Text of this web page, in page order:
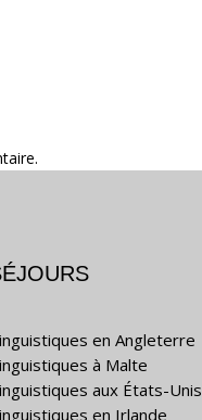
en Angleterre
à Malte
aux États-Unis
en Irlande